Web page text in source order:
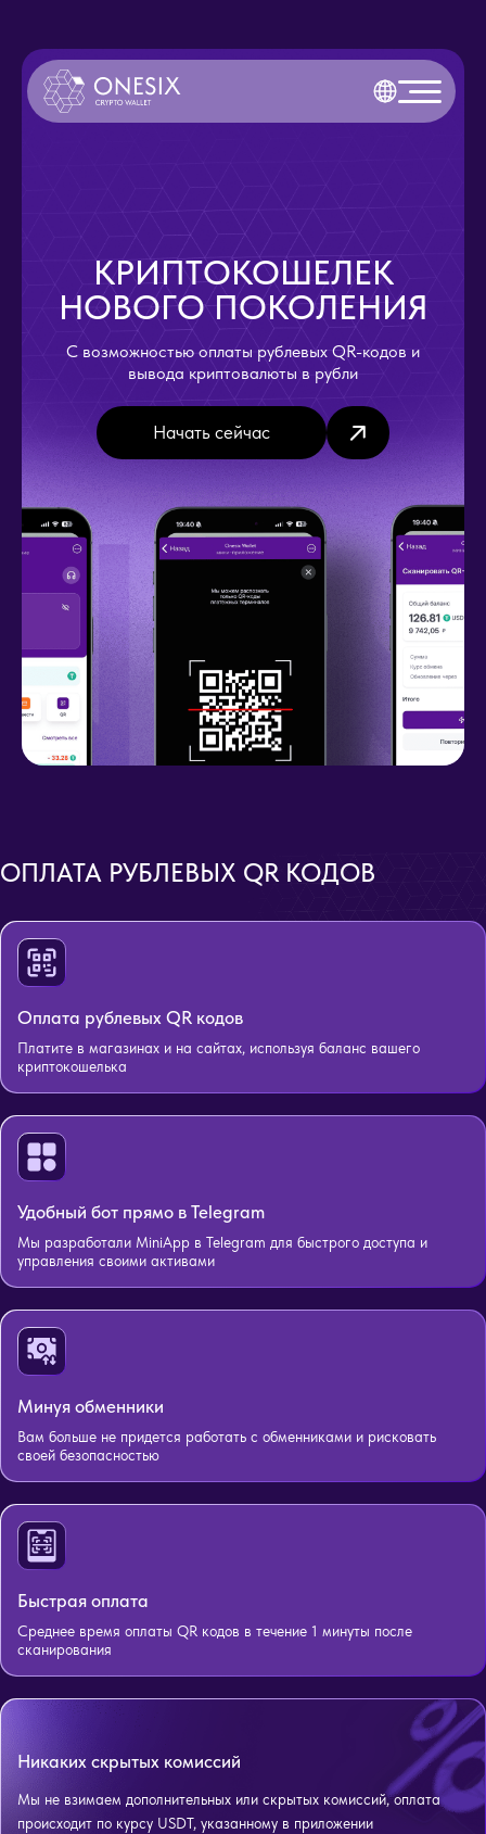
КРИПТОКОШЕЛЕК
НОВОГО ПОКОЛЕНИЯ
С возможностью оплаты рублевых QR-кодов и
вывода криптовалюты в рубли
Начать сейчас
ОПЛАТА РУБЛЕВЫХ QR КОДОВ
Оплата рублевых QR кодов
Платите в магазинах и на сайтах, используя баланс вашего
криптокошелька
Удобный бот прямо в Telegram
Мы разработали MiniApp в Telegram для быстрого доступа и
управления своими активами
Минуя обменники
Вам больше не придется работать с обменниками и рисковать
своей безопасностью
Быстрая оплата
Среднее время оплаты QR кодов в течение 1 минуты после
сканирования
Никаких скрытых комиссий
Мы не взимаем дополнительных или скрытых комиссий, оплата
происходит по курсу USDT, указанному в приложении